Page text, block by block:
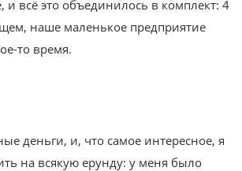
и всё это объединилось в комплект: 4
наше маленькое предприятие
то время.
деньги, и, что самое интересное, я
на всякую ерунду: у меня было